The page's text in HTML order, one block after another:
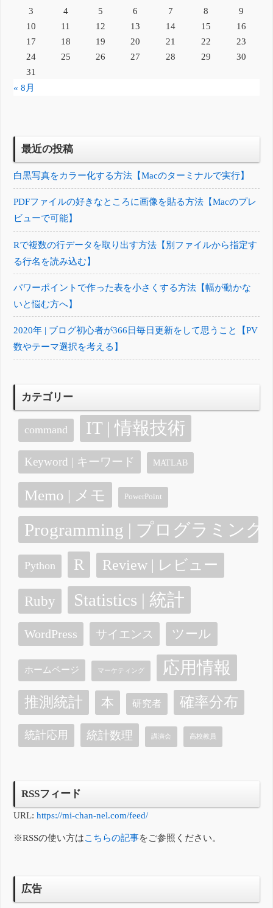
3
4 5 6 7 8
9
10
11 12 13 14 15
16
17
18 19 20 21 22
23
24
25 26 27 28 29
30
31
« 8月
最近の投稿
白黒写真をカラー化する方法【Macのターミナルで実行】
PDFファイルの好きなところに画像を貼る方法【Macのプレ
ビューで可能】
Rで複数の行データを取り出す方法【別ファイルから指定す
る行名を読み込む】
パワーポイントで作った表を小さくする方法【幅が動かな
いと悩む方へ】
2020年 | ブログ初心者が366日毎日更新をして思うこと【PV
数やテーマ選択を考える】
カテゴリー
command IT | 情報技術
Keyword | キーワード MATLAB
Memo | メモ PowerPoint
Programming | プログラミング
Python R Review | レビュー
Ruby Statistics | 統計
WordPress サイエンス ツール
ホームページ マーケティング 応用情報
推測統計 本 研究者 確率分布
統計応用 統計数理 講演会 高校教員
RSSフィード
URL:https://mi-chan-nel.com/feed/
※RSSの使い方はこちらの記事をご参照ください。
広告